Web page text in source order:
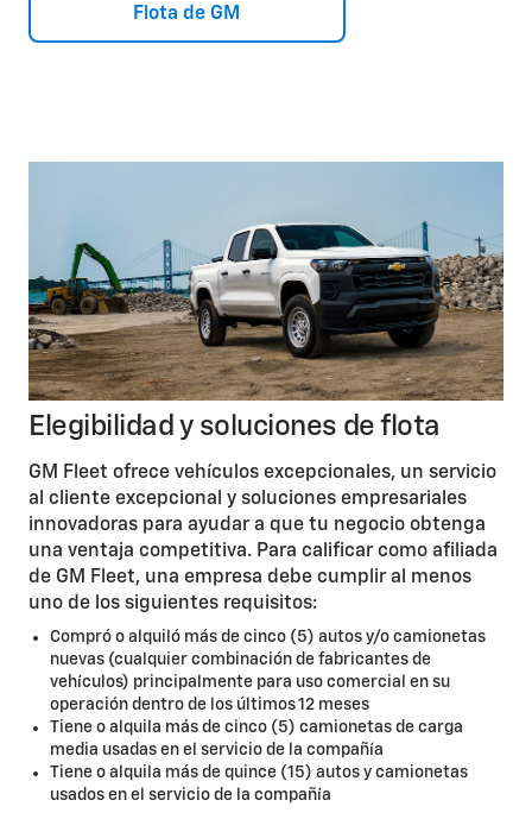
Flota de GM
Elegibilidad y soluciones de flota
GM Fleet ofrece vehículos excepcionales, un servicio
al cliente excepcional y soluciones empresariales
innovadoras para ayudar a que tu negocio obtenga
una ventaja competitiva. Para calificar como afiliada
de GM Fleet, una empresa debe cumplir al menos
uno de los siguientes requisitos:
Compró o alquiló más de cinco (5) autos y/o camionetas
nuevas (cualquier combinación de fabricantes de
vehículos) principalmente para uso comercial en su
operación dentro de los últimos 12 meses
Tiene o alquila más de cinco (5) camionetas de carga
media usadas en el servicio de la compañía
Tiene o alquila más de quince (15) autos y camionetas
usados en el servicio de la compañía